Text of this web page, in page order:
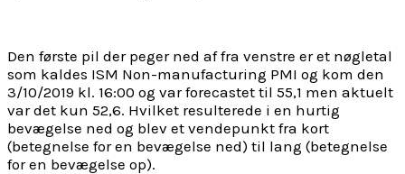
Den første pil der peger ned af fra venstre er et nøgletal
som kaldes ISM Non-manufacturing PMI og kom den
3/10/2019 kl. 16:00 og var forecastet til 55,1 men aktuelt
var det kun 52,6. Hvilket resulterede i en hurtig
bevægelse ned og blev et vendepunkt fra kort
(betegnelse for en bevægelse ned) til lang (betegnelse
for en bevægelse op).